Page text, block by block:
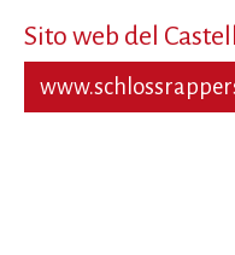
Sito web del